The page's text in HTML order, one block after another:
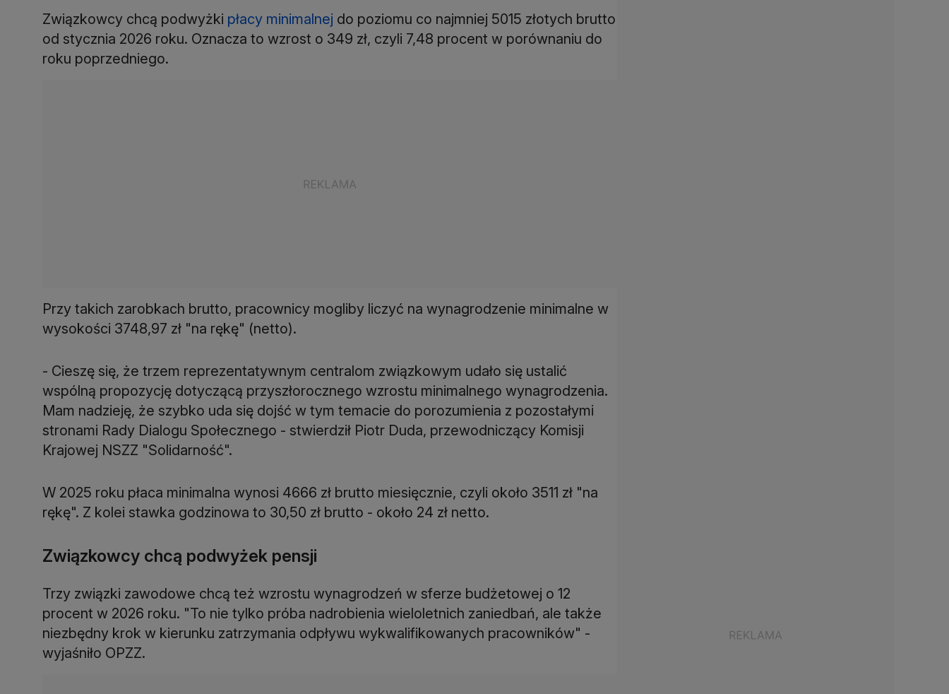
Związkowcy chcą podwyżki płacy minimalnej do poziomu co najmniej 5015 złotych brutto
od stycznia 2026 roku. Oznacza to wzrost o 349 zł, czyli 7,48 procent w porównaniu do
roku poprzedniego.
Przy takich zarobkach brutto, pracownicy mogliby liczyć na wynagrodzenie minimalne w
wysokości 3748,97 zł "na rękę" (netto).
- Cieszę się, że trzem reprezentatywnym centralom związkowym udało się ustalić
wspólną propozycję dotyczącą przyszłorocznego wzrostu minimalnego wynagrodzenia.
Mam nadzieję, że szybko uda się dojść w tym temacie do porozumienia z pozostałymi
stronami Rady Dialogu Społecznego - stwierdził Piotr Duda, przewodniczący Komisji
W 2025 roku płaca minimalna wynosi 4666 zł brutto miesięcznie, czyli około 3511 zł "na
rękę". Z kolei stawka godzinowa to 30,50 zł brutto - około 24 zł netto.
Związkowcy chcą podwyżek pensji
Trzy związki zawodowe chcą też wzrostu wynagrodzeń w sferze budżetowej o 12
procent w 2026 roku. "To nie tylko próba nadrobienia wieloletnich zaniedbań, ale także
niezbędny krok w kierunku zatrzymania odpływu wykwalifikowanych pracowników" -
wyjaśniło OPZZ.